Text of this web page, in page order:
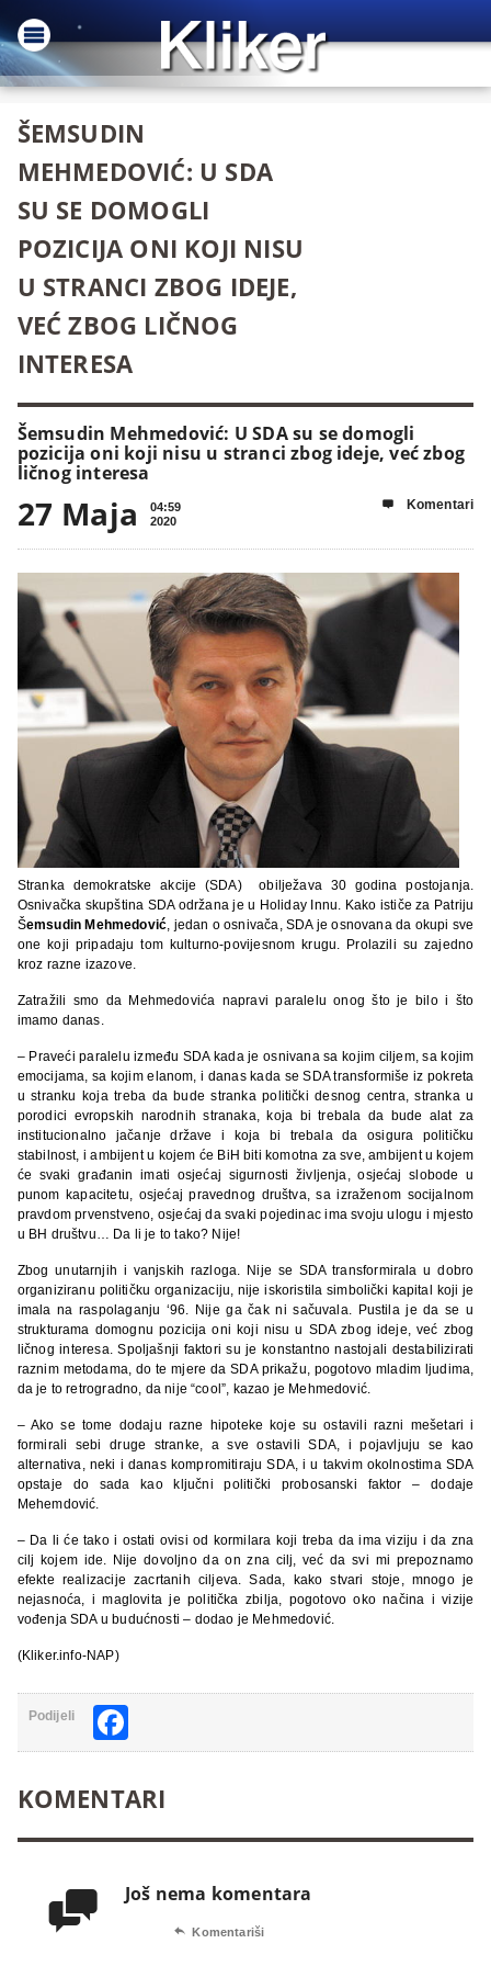
ŠEMSUDIN
MEHMEDOVIĆ: U SDA
SU SE DOMOGLI
POZICIJA ONI KOJI NISU
U STRANCI ZBOG IDEJE,
VEĆ ZBOG LIČNOG
INTERESA
Šemsudin Mehmedović: U SDA su se domogli
pozicija oni koji nisu u stranci zbog ideje, već zbog
ličnog interesa
27 Maja
04:59
2020
 Komentari
Stranka demokratske akcije (SDA) obilježava 30 godina postojanja.
Osnivačka skupština SDA održana je u Holiday Innu. Kako ističe za Patriju
Šemsudin Mehmedović , jedan o osnivača, SDA je osnovana da okupi sve
one koji pripadaju tom kulturno-povijesnom krugu. Prolazili su zajedno
kroz razne izazove.
Zatražili smo da Mehmedovića napravi paralelu onog što je bilo i što
imamo danas.
– Praveći paralelu između SDA kada je osnivana sa kojim ciljem, sa kojim
emocijama, sa kojim elanom, i danas kada se SDA transformiše iz pokreta
u stranku koja treba da bude stranka politički desnog centra, stranka u
porodici evropskih narodnih stranaka, koja bi trebala da bude alat za
institucionalno jačanje države i koja bi trebala da osigura političku
stabilnost, i ambijent u kojem će BiH biti komotna za sve, ambijent u kojem
će svaki građanin imati osjećaj sigurnosti življenja, osjećaj slobode u
punom kapacitetu, osjećaj pravednog društva, sa izraženom socijalnom
pravdom prvenstveno, osjećaj da svaki pojedinac ima svoju ulogu i mjesto
u BH društvu… Da li je to tako? Nije!
Zbog unutarnjih i vanjskih razloga. Nije se SDA transformirala u dobro
organiziranu političku organizaciju, nije iskoristila simbolički kapital koji je
imala na raspolaganju ‘96. Nije ga čak ni sačuvala. Pustila je da se u
strukturama domognu pozicija oni koji nisu u SDA zbog ideje, već zbog
ličnog interesa. Spoljašnji faktori su je konstantno nastojali destabilizirati
raznim metodama, do te mjere da SDA prikažu, pogotovo mladim ljudima,
da je to retrogradno, da nije “cool”, kazao je Mehmedović.
– Ako se tome dodaju razne hipoteke koje su ostavili razni mešetari i
formirali sebi druge stranke, a sve ostavili SDA, i pojavljuju se kao
alternativa, neki i danas kompromitiraju SDA, i u takvim okolnostima SDA
opstaje do sada kao ključni politički probosanski faktor – dodaje
Mehemdović.
– Da li će tako i ostati ovisi od kormilara koji treba da ima viziju i da zna
cilj kojem ide. Nije dovoljno da on zna cilj, već da svi mi prepoznamo
efekte realizacije zacrtanih ciljeva. Sada, kako stvari stoje, mnogo je
nejasnoća, i maglovita je politička zbilja, pogotovo oko načina i vizije
vođenja SDA u budućnosti – dodao je Mehmedović.
(Kliker.info-NAP)
Podijeli
KOMENTARI
 Još nema komentara
 Komentariši